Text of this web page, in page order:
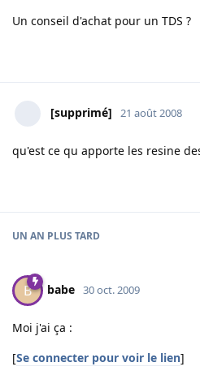
Un conseil d'achat pour un TDS ?
[supprimé] 21 août 2008
qu'est ce qu apporte les resine
UN AN PLUS TARD
B babe 30 oct. 2009
Moi j'ai ça :
[Se connecter pour voir le lien]